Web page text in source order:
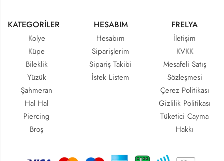
KATEGORİLER
Kolye
Küpe
Bileklik
Yüzük
Şahmeran
Hal Hal
Piercing
Broş
HESABIM
Hesabım
Siparişlerim
Sipariş Takibi
İstek Listem
FRELYA
İletişim
KVKK
Mesafeli Satış
Sözleşmesi
Çerez Politikası
Gizlilik Politikası
Tüketici Cayma
Hakkı